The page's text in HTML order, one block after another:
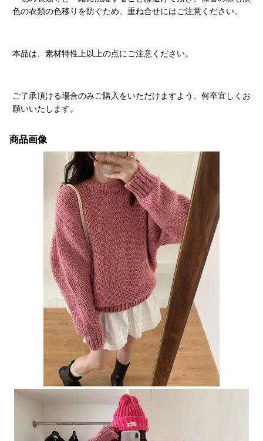
色の衣類の色移りを防ぐため、重ね合せにはご注意ください。
本品は、素材特性上以上の点にご注意ください。
ご了承頂ける場合のみご購入をいただけますよう、何卒宜しくお
願いいたします。
商品画像